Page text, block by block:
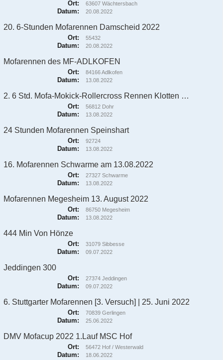
63607 Wächtersbach
Ort:
20.08.2022
Datum:
20. 6-Stunden Mofarennen Damscheid 2022
55432
Ort:
20.08.2022
Datum:
Mofarennen des MF-ADLKOFEN
84166 Adlkofen
Ort:
13.08.2022
Datum:
2. 6 Std. Mofa-Mokick-Rollercross Rennen Klotten am 12.+13. August 2022
56812 Dohr
Ort:
13.08.2022
Datum:
24 Stunden Mofarennen Speinshart
92724
Ort:
13.08.2022
Datum:
16. Mofarennen Schwarme am 13.08.2022
27327 Schwarme
Ort:
13.08.2022
Datum:
Mofarennen Megesheim 13. August 2022
86750 Megesheim
Ort:
13.08.2022
Datum:
444 Min Von Hönze
31079 Sibbesse
Ort:
09.07.2022
Datum:
Jeddingen 300
27374 Jeddingen
Ort:
09.07.2022
Datum:
6. Stuttgarter Mofarennen [3. Versuch] | 25. Juni 2022
70839 Gerlingen
Ort:
25.06.2022
Datum:
DMV Mofacup 2022 1.Lauf MSC Hof
56472 Hof / Westerwald
Ort:
18.06.2022
Datum: